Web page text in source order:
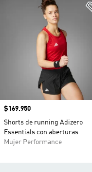
Precio
$169.950
Shorts de running Adizero
Essentials con aberturas
Mujer Performance